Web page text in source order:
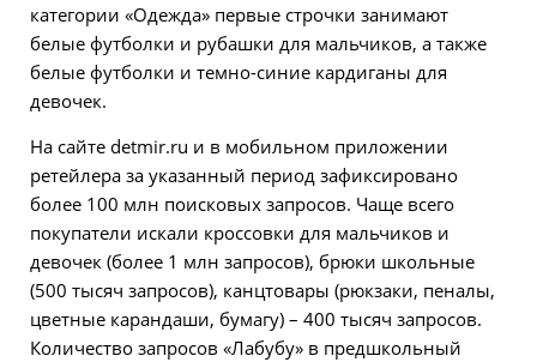
категории «Одежда» первые строчки занимают
белые футболки и рубашки для мальчиков, а также
белые футболки и темно-синие кардиганы для
девочек.
На сайте detmir.ru и в мобильном приложении
ретейлера за указанный период зафиксировано
более 100 млн поисковых запросов. Чаще всего
покупатели искали кроссовки для мальчиков и
девочек (более 1 млн запросов), брюки школьные
(500 тысяч запросов), канцтовары (рюкзаки, пеналы,
цветные карандаши, бумагу) – 400 тысяч запросов.
Количество запросов «Лабубу» в предшкольный